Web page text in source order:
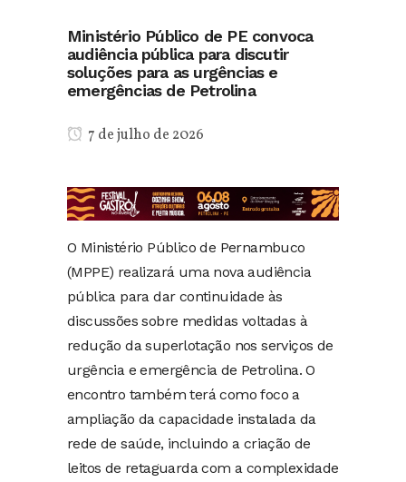
Ministério Público de PE convoca
audiência pública para discutir
soluções para as urgências e
emergências de Petrolina
7 de julho de 2026
O Ministério Público de Pernambuco
(MPPE) realizará uma nova audiência
pública para dar continuidade às
discussões sobre medidas voltadas à
redução da superlotação nos serviços de
urgência e emergência de Petrolina. O
encontro também terá como foco a
ampliação da capacidade instalada da
rede de saúde, incluindo a criação de
leitos de retaguarda com a complexidade